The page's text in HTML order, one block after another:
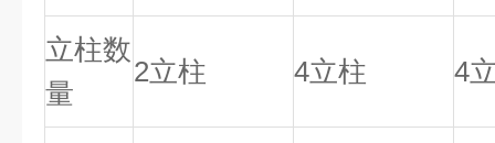
立柱数
量
2立柱 4立柱 4